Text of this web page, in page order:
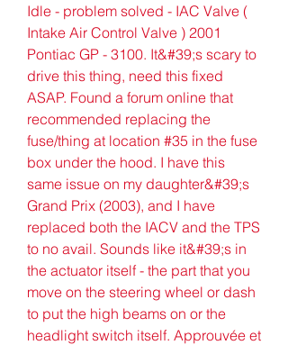
Idle - problem solved - IAC Valve (
Intake Air Control Valve ) 2001
Pontiac GP - 3100. It&#39;s scary to
drive this thing, need this fixed
ASAP. Found a forum online that
recommended replacing the
fuse/thing at location #35 in the fuse
box under the hood. I have this
same issue on my daughter&#39;s
Grand Prix (2003), and I have
replaced both the IACV and the TPS
to no avail. Sounds like it&#39;s in
the actuator itself - the part that you
move on the steering wheel or dash
to put the high beams on or the
headlight switch itself. Approuvée et